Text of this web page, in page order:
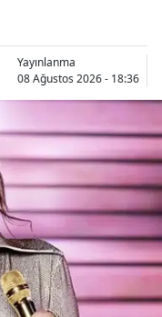
Yayınlanma
08 Ağustos 2026 - 18:36